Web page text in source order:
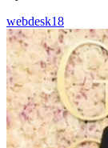
webdesk18